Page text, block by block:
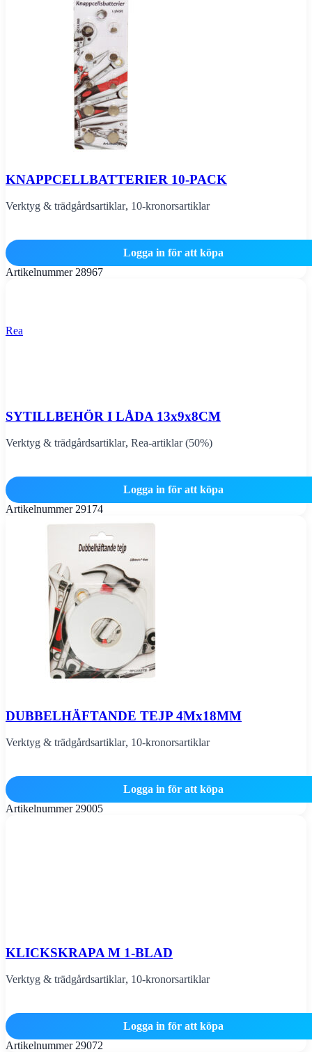
KNAPPCELLBATTERIER 10-PACK
Verktyg & trädgårdsartiklar, 10-kronorsartiklar
Logga in för att köpa
Artikelnummer 28967
Rea
SYTILLBEHÖR I LÅDA 13x9x8CM
Verktyg & trädgårdsartiklar, Rea-artiklar (50%)
Logga in för att köpa
Artikelnummer 29174
DUBBELHÄFTANDE TEJP 4Mx18MM
Verktyg & trädgårdsartiklar, 10-kronorsartiklar
Logga in för att köpa
Artikelnummer 29005
KLICKSKRAPA M 1-BLAD
Verktyg & trädgårdsartiklar, 10-kronorsartiklar
Logga in för att köpa
Artikelnummer 29072